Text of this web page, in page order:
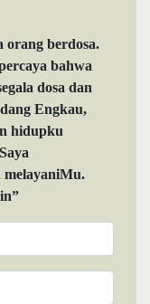
orang berdosa.
bahwa
dosa dan
Engkau,
hidupku